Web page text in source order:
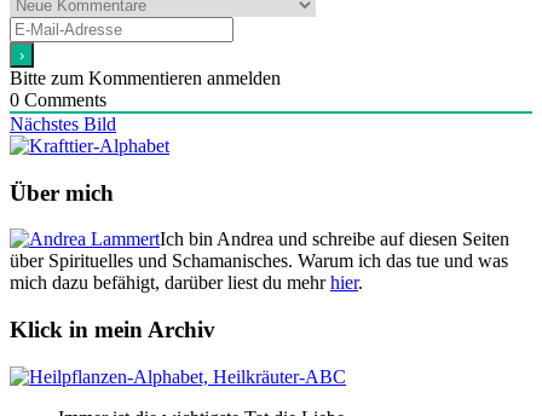
Bitte zum Kommentieren anmelden
0 Comments
Nächstes Bild
Über mich
Ich bin Andrea und schreibe auf diesen Seiten
über Spirituelles und Schamanisches. Warum ich das tue und was
mich dazu befähigt, darüber liest du mehrhier.
Klick in mein Archiv